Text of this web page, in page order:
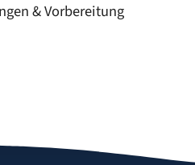
& Vorbereitung